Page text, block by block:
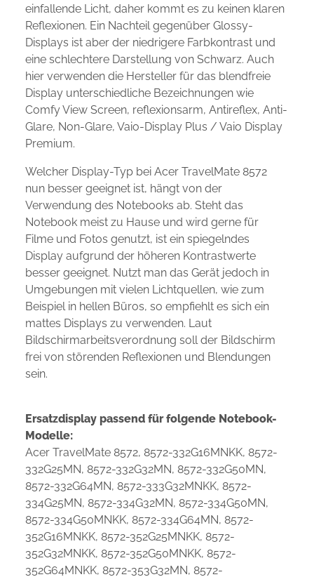
einfallende Licht, daher kommt es zu keinen klaren
Reflexionen. Ein Nachteil gegenüber Glossy-
Displays ist aber der niedrigere Farbkontrast und
eine schlechtere Darstellung von Schwarz. Auch
hier verwenden die Hersteller für das blendfreie
Display unterschiedliche Bezeichnungen wie
Comfy View Screen, reflexionsarm, Antireflex, Anti-
Glare, Non-Glare, Vaio-Display Plus / Vaio Display
Premium.
Welcher Display-Typ bei Acer TravelMate 8572
nun besser geeignet ist, hängt von der
Verwendung des Notebooks ab. Steht das
Notebook meist zu Hause und wird gerne für
Filme und Fotos genutzt, ist ein spiegelndes
Display aufgrund der höheren Kontrastwerte
besser geeignet. Nutzt man das Gerät jedoch in
Umgebungen mit vielen Lichtquellen, wie zum
Beispiel in hellen Büros, so empfiehlt es sich ein
mattes Displays zu verwenden. Laut
Bildschirmarbeitsverordnung soll der Bildschirm
frei von störenden Reflexionen und Blendungen
sein.
Ersatzdisplay passend für folgende Notebook-
Modelle:
Acer TravelMate 8572, 8572-332G16MNKK, 8572-
332G25MN, 8572-332G32MN, 8572-332G50MN,
8572-332G64MN, 8572-333G32MNKK, 8572-
334G25MN, 8572-334G32MN, 8572-334G50MN,
8572-334G50MNKK, 8572-334G64MN, 8572-
352G16MNKK, 8572-352G25MNKK, 8572-
352G32MNKK, 8572-352G50MNKK, 8572-
352G64MNKK, 8572-353G32MN, 8572-